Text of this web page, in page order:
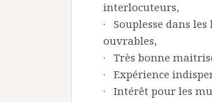
interlocuteurs,
· Souplesse dans
ouvrables,
· Très bonne
· Expérience
· Intérêt pour les